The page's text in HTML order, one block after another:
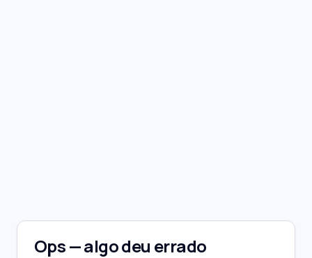
Ops — algo deu errado